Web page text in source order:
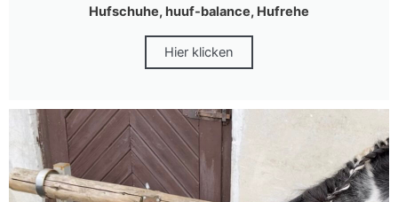
Hufschuhe, huuf-balance, Hufrehe
Hier klicken